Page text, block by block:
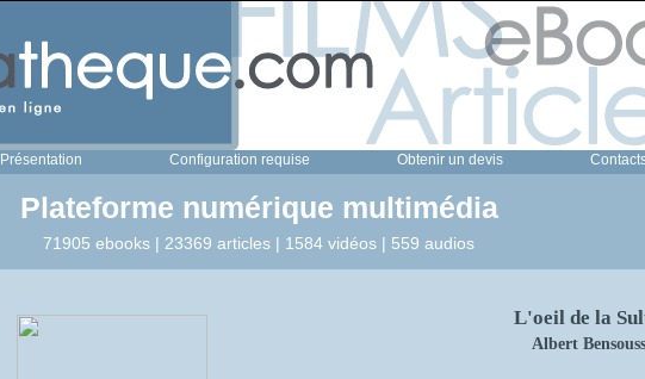
Présentation Configuration requise Obtenir un devis
Plateforme numérique multimédia
71905 ebooks | 23369 articles | 1584 vidéos | 559 audios
L'oeil de la
Albert